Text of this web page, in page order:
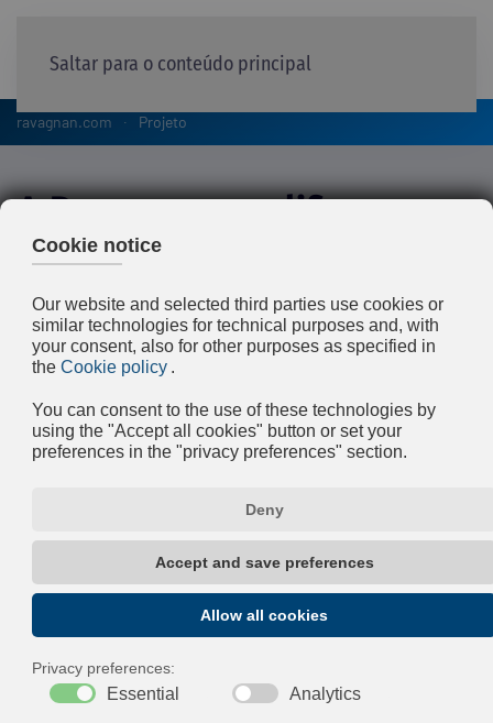
Saltar para o conteúdo principal
ravagnan.com Projeto
A Ravagnan qualificou uma
equipe interna de projeto
que tem a capacidade
técnica e experiência para
realizar o projeto térmico e
mecânico e coordenar
todas as atividades do
projeto desde o
desenvolvimento inicial
até a entrega do
equipamento.